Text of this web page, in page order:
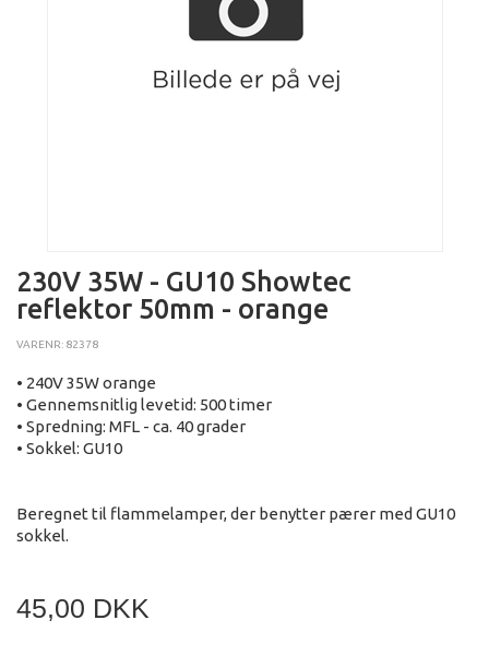
230V 35W - GU10 Showtec
reflektor 50mm - orange
VARENR: 82378
• 240V 35W orange
• Gennemsnitlig levetid: 500 timer
• Spredning: MFL - ca. 40 grader
• Sokkel: GU10
Beregnet til flammelamper, der benytter pærer med GU10
sokkel.
45,00 DKK